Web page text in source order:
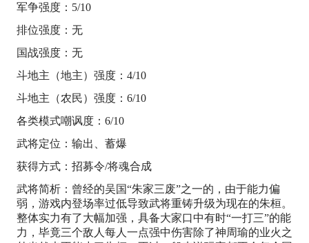
军争强度：5/10
排位强度：无
国战强度：无
斗地主（地主）强度：4/10
斗地主（农民）强度：6/10
各类模式嘲讽度：6/10
武将定位：输出、蓄爆
获得方式：招募令/将魂合成
武将简析：曾经的吴国“朱家三废”之一的，由于能力偏
弱，游戏内登场率过低导致武将重铸升级为现在的朱桓。
整体实力有了大幅加强，具备大家口中有时“一打三”的能
力，毕竟三个敌人每人一点强中伤害除了神周瑜的业火之